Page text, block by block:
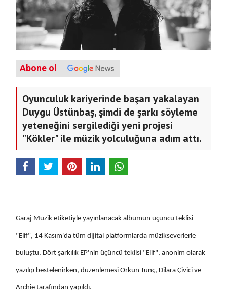
Abone ol
Oyunculuk kariyerinde başarı yakalayan
Duygu Üstünbaş, şimdi de şarkı söyleme
yeteneğini sergilediği yeni projesi
"Kökler" ile müzik yolculuğuna adım attı.
Garaj Müzik etiketiyle yayınlanacak albümün üçüncü teklisi
"Elif", 14 Kasım'da tüm dijital platformlarda müzikseverlerle
buluştu. Dört şarkılık EP'nin üçüncü teklisi "Elif", anonim olarak
yazılıp bestelenirken, düzenlemesi Orkun Tunç, Dilara Çivici ve
Archie tarafından yapıldı.